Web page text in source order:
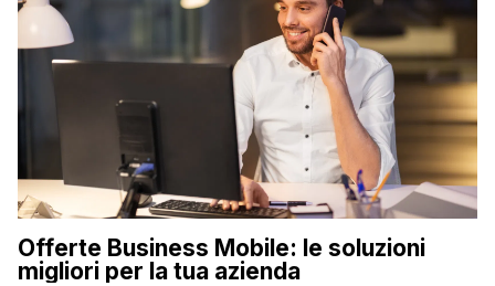
Offerte Business Mobile: le soluzioni
migliori per la tua azienda